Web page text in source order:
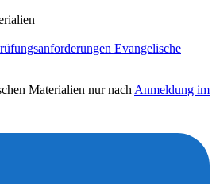
Evangelische
Materialien nur nach Anmeldung im